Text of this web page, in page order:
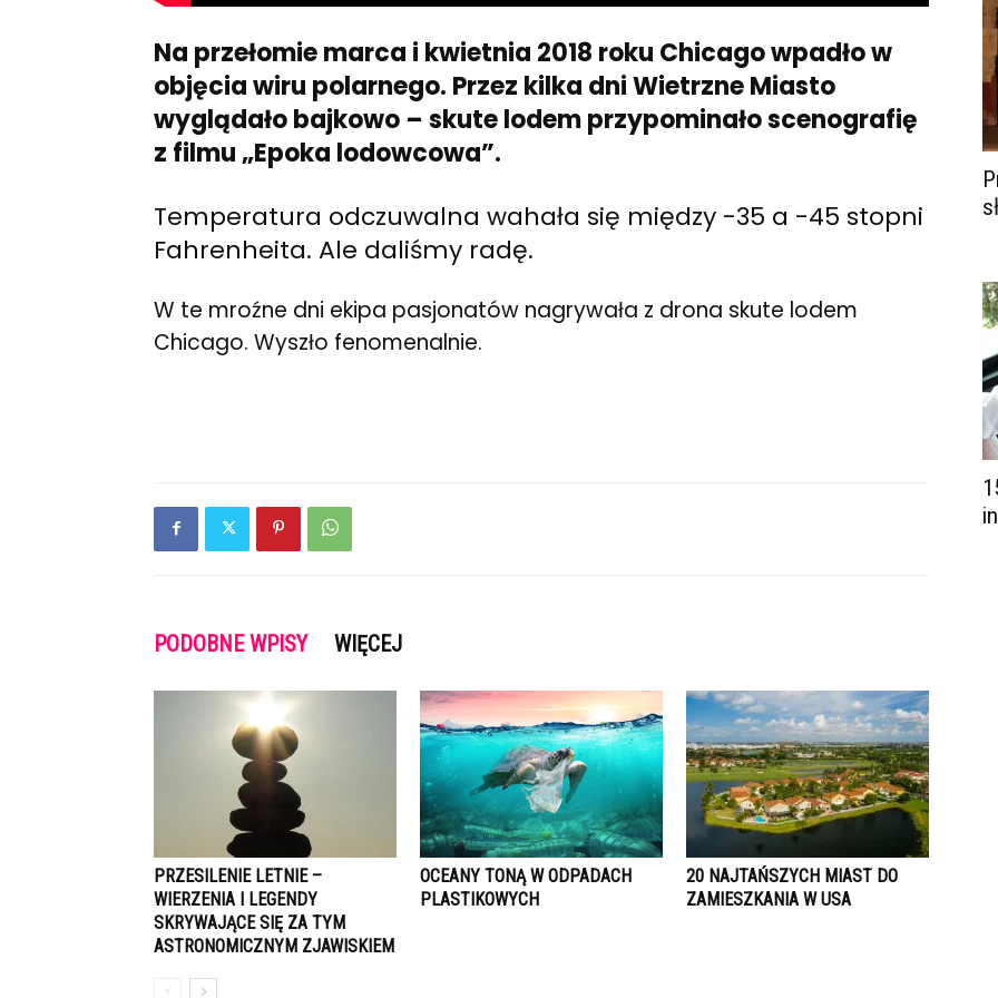
Na przełomie marca i kwietnia 2018 roku Chicago wpadło w
objęcia wiru polarnego. Przez kilka dni Wietrzne Miasto
wyglądało bajkowo – skute lodem przypominało scenografię
z filmu „Epoka lodowcowa”.
Temperatura odczuwalna wahała się między -35 a -45 stopni
Fahrenheita. Ale daliśmy radę.
W te mroźne dni ekipa pasjonatów nagrywała z drona skute lodem
Chicago. Wyszło fenomenalnie.
PODOBNE WPISY WIĘCEJ
PRZESILENIE LETNIE –
WIERZENIA I LEGENDY
SKRYWAJĄCE SIĘ ZA TYM
ASTRONOMICZNYM ZJAWISKIEM
OCEANY TONĄ W ODPADACH
PLASTIKOWYCH
20 NAJTAŃSZYCH MIAST DO
ZAMIESZKANIA W USA